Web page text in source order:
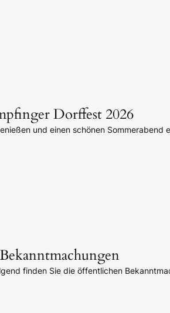
Dorffest 2026
und einen schönen Sommerabend
Bekanntmachungen
finden Sie die öffentlichen